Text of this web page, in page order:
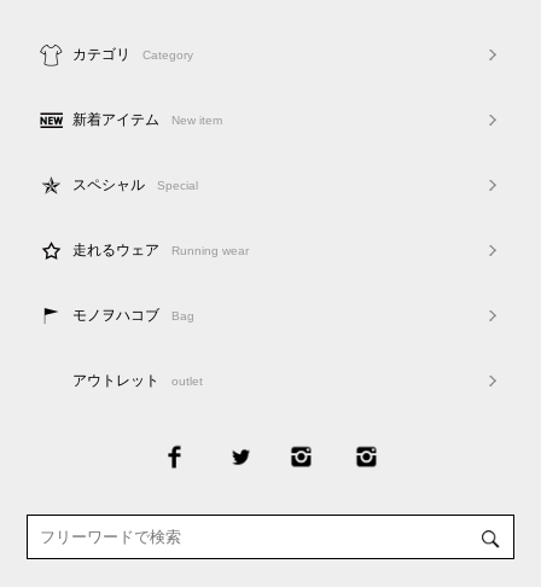
カテゴリ Category
新着アイテム New item
スペシャル Special
走れるウェア Running wear
モノヲハコブ Bag
アウトレット outlet